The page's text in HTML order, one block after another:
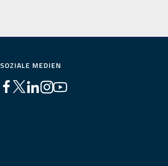
SOZIALE MEDIEN